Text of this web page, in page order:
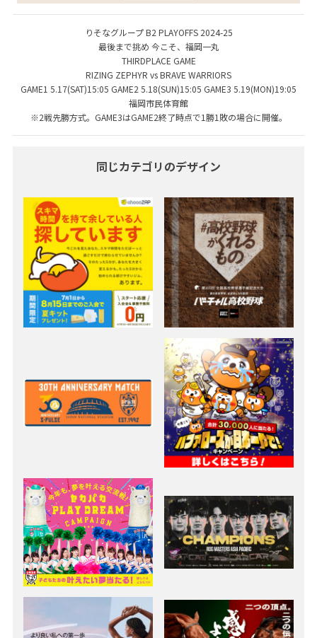
りそなグループ B2 PLAYOFFS 2024-25
最後まで挑め 今こそ、福岡一丸
THIRDPLACE GAME
RIZING ZEPHYR vs BRAVE WARRIORS
GAME1 5.17(SAT)15:05 GAME2 5.18(SUN)15:05 GAME3 5.19(MON)19:05
福岡市民体育館
※2戦先勝方式。GAME3はGAME2終了時点で1勝1敗の場合に開催。
同じカテゴリのデザイン